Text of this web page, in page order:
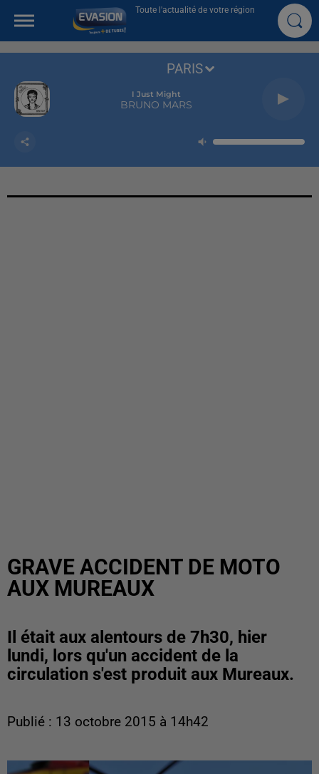
Toute l'actualité de votre région
I Just Might
BRUNO MARS
PARIS
GRAVE ACCIDENT DE MOTO
AUX MUREAUX
Il était aux alentours de 7h30, hier
lundi, lors qu'un accident de la
circulation s'est produit aux Mureaux.
Publié : 13 octobre 2015 à 14h42